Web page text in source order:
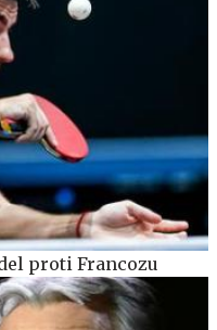
proti Francozu